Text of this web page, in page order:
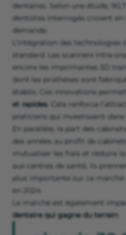
dentaires. Selon une étude,
dentistes interrogés croient
demande.
L’intégration des
standard. Les scanners intra-
encore les imprimantes 3D
dont les prothèses sont
établis. Ces innovations
et rapides. Cela renforce
praticiens qui investissent dans
En parallèle, la part des
des années au profit de
mutualiser les frais et réduire
aux centres de santé, ils
plus importante sur ce marché
en 2024.
Le marché est également
dentaire qui gagne du terrain.